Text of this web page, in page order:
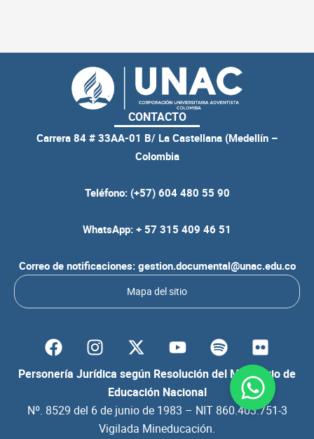
CONTACTO
Carrera 84 # 33AA-01 B/ La Castellana (Medellín –
Colombia
Teléfono: (+57) 604 480 55 90
WhatsApp: + 57 315 409 46 51
Correo de notificaciones: gestion.documental@unac.edu.co
Mapa del sitio
Personería Jurídica según Resolución del Ministerio de
Educación Nacional
Nº. 8529 del 6 de junio de 1983 – NIT 860.403.751-3
Vigilada Mineducación.
F
a
c
b
I
n
s
a
g
Y
o
u
t
u
b
S
p
o
i
F
l
i
c
k